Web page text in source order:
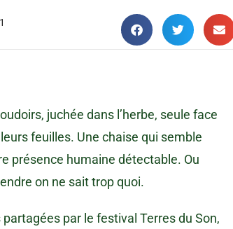
juchée dans l’herbe, seule face
feuilles. Une chaise qui semble
présence humaine détectable. Ou
on ne sait trop quoi.
par le festival Terres du Son,